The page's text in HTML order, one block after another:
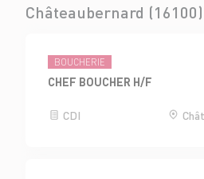
Châteaubernard (16100)
BOUCHERIE
CHEF BOUCHER H/F
CDI